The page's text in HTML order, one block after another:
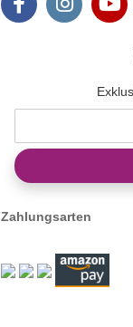
Zahlungsarten